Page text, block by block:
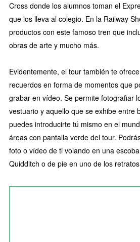
Cross donde los alumnos toman el
que los lleva al colegio. En la Railway
productos con este famoso tren que
obras de arte y mucho más.
Evidentemente, el tour también te
recuerdos en forma de momentos que
grabar en vídeo. Se permite fotografiar
vestuario y aquello que se exhibe entre
puedes introducirte tú mismo en el
áreas con pantalla verde del tour.
foto o vídeo de ti volando en una
Quidditch o de pie en uno de los